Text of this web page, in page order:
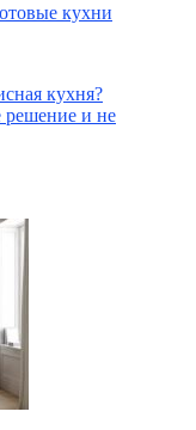
кухни
кухня?
решение и не